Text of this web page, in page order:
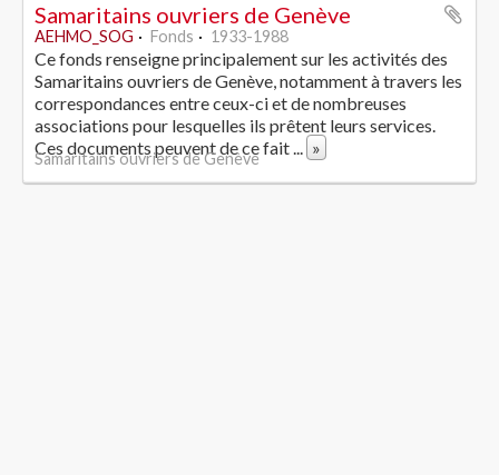
Samaritains ouvriers de Genève
AEHMO_SOG Fonds 1933-1988
Ce fonds renseigne principalement sur les activités des
Samaritains ouvriers de Genève, notamment à travers les
correspondances entre ceux-ci et de nombreuses
associations pour lesquelles ils prêtent leurs services.
Ces documents peuvent de ce fait... »
Samaritains ouvriers de Genève